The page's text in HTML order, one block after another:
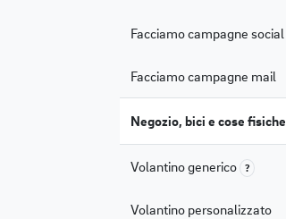
Facciamo campagne social
Facciamo campagne mail
Negozio, bici e cose fisiche
Volantino generico ?
Volantino personalizzato